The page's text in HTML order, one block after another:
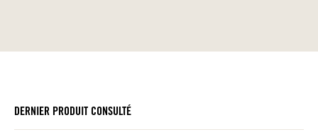
DERNIER PRODUIT CONSULTÉ